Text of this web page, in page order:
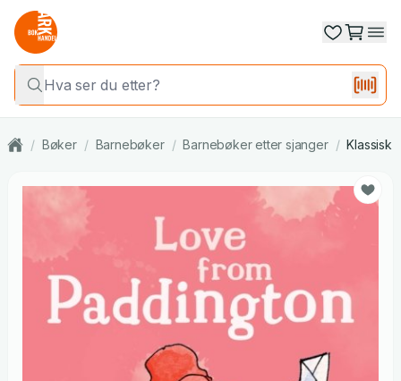
/ Bøker / Barnebøker / Barnebøker etter sjanger / Klassisk